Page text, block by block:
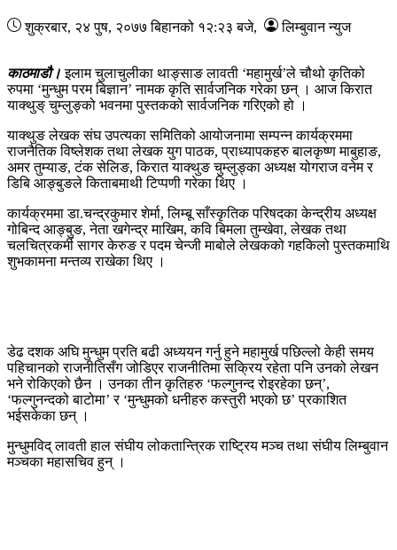
शुक्रबार, २४ पुष, २०७७बिहानको १२:२३ बजे, लिम्बुवान न्युज
काठमाडौ। इलाम चुलाचुलीका थाङ्साङ लावती ‘महामुर्ख’ले चौथो कृतिको
रुपमा ‘मुन्धुम परम बिज्ञान’ नामक कृति सार्वजनिक गरेका छन् । आज किरात
याक्थुङ् चुम्लुङ्को भवनमा पुस्तकको सार्वजनिक गरिएको हो ।
याक्थुङ लेखक संघ उपत्यका समितिको आयोजनामा सम्पन्न कार्यक्रममा
राजनैतिक विष्लेशक तथा लेखक युग पाठक, प्राध्यापकहरु बालकृष्ण माबुहाङ,
अमर तुम्याङ, टंक सेलिङ, किरात याक्थुङ चुम्लुङ्का अध्यक्ष योगराज वनेम र
डिबि आङ्बुङले किताबमाथी टिप्पणी गरेका थिए ।
कार्यक्रममा डा.चन्द्रकुमार शेर्मा, लिम्बू साँस्कृतिक परिषदका केन्द्रीय अध्यक्ष
गोबिन्द आङ्बुङ, नेता खगेन्द्र माखिम, कवि बिमला तुम्खेवा, लेखक तथा
चलचित्रकर्मी सागर केरुङ र पदम चेन्जी माबोले लेखकको गहकिलो पुस्तकमाथि
शुभकामना मन्तव्य राखेका थिए ।
डेढ दशक अघि मुन्धुम प्रति बढी अध्ययन गर्नु हुने महामुर्ख पछिल्लो केही समय
पहिचानको राजनीतिसँग जोडिएर राजनीतिमा सक्रिय रहेता पनि उनको लेखन
भने रोकिएको छैन । उनका तीन कृतिहरु ‘फल्गुनन्द रोइरहेका छन्’,
‘फल्गुनन्दको बाटोमा’ र ‘मुन्धुमको धनीहरु कस्तुरी भएको छ’ प्रकाशित
भईसकेका छन् ।
मुन्धुमविद् लावती हाल संघीय लोकतान्त्रिक राष्ट्रिय मञ्च तथा संघीय लिम्बुवान
मञ्चका महासचिव हुन् ।